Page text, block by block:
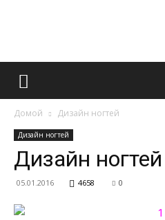
Домой Дизайн ногтей
Дизайн ногтей
Дизайн
05.01.2016 4658 0